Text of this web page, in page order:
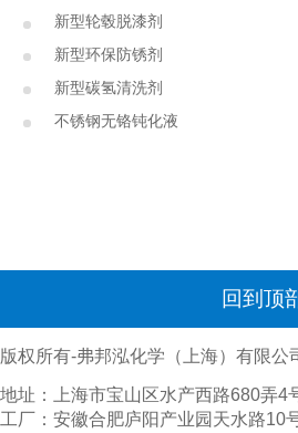
新型轮毂脱漆剂
新型环保防锈剂
新型碳氢清洗剂
不锈钢无铬钝化液
回到顶
版权所有-弗邦泓化学（上海）有限公
地址：上海市宝山区水产西路680弄4
工厂：安徽合肥庐阳产业园天水路10